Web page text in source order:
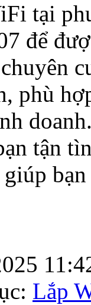
tại
để
phù
tận
Lắp